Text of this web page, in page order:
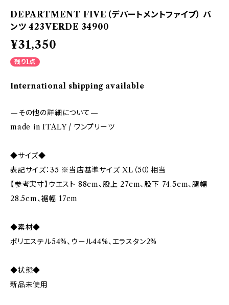
DEPARTMENT FIVE（デパートメントファイブ） パ
ンツ 423VERDE 34900
¥31,350
残り1点
International shipping available
—その他の詳細について—
made in ITALY / ワンプリーツ
◆サイズ◆
表記サイズ：35 ※当店基準サイズ XL（50）相当
【参考実寸】ウエスト 88cm、股上 27cm、股下 74.5cm、腿幅
28.5cm、裾幅 17cm
◆素材◆
ポリエステル54%、ウール44%、エラスタン2%
◆状態◆
新品未使用